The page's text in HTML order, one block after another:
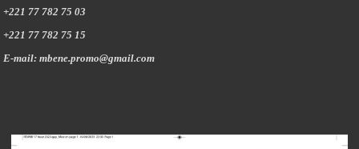
+221 77 782 75 03
+221 77 782 75 15
E-mail: mbene.promo@gmail.com